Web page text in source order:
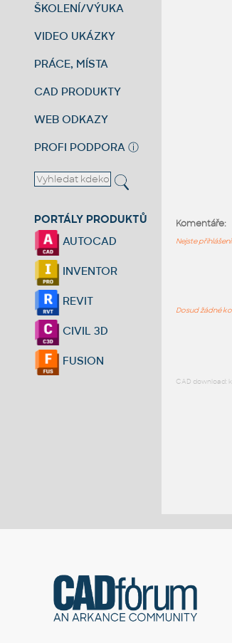
ŠKOLENÍ/VÝUKA
VIDEO UKÁZKY
PRÁCE, MÍSTA
CAD PRODUKTY
WEB ODKAZY
PROFI PODPORA ⓘ
PORTÁLY PRODUKTŮ
AUTOCAD
INVENTOR
REVIT
CIVIL 3D
FUSION
Komentáře:
Nejste
Dosud žádné
CAD download: